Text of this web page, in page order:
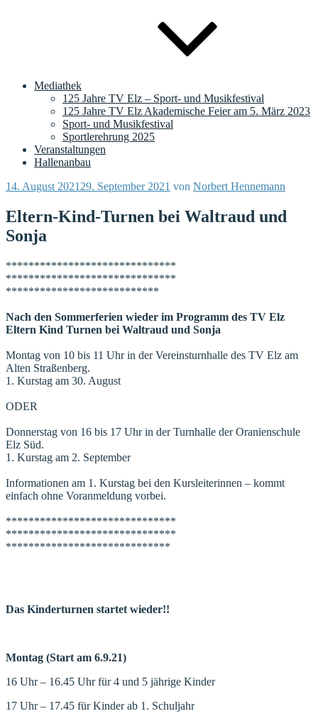
Mediathek
125 Jahre TV Elz – Sport- und Musikfestival
125 Jahre TV Elz Akademische Feier am 5. März 2023
Sport- und Musikfestival
Sportlerehrung 2025
Veranstaltungen
Hallenanbau
Veröffentlicht
14. August 2021 29. September 2021 von Norbert Hennemann
Eltern-Kind-Turnen bei Waltraud und
Sonja
******************************
******************************
***************************
Nach den Sommerferien wieder im Programm des TV Elz
Eltern Kind Turnen bei Waltraud und Sonja
Montag von 10 bis 11 Uhr in der Vereinsturnhalle des TV Elz am
Alten Straßenberg.
1. Kurstag am 30. August
ODER
Donnerstag von 16 bis 17 Uhr in der Turnhalle der Oranienschule
Elz Süd.
1. Kurstag am 2. September
Informationen am 1. Kurstag bei den Kursleiterinnen – kommt
einfach ohne Voranmeldung vorbei.
******************************
******************************
*****************************
Das Kinderturnen startet wieder!!
Montag (Start am 6.9.21)
16 Uhr – 16.45 Uhr für 4 und 5 jährige Kinder
17 Uhr – 17.45 für Kinder ab 1. Schuljahr